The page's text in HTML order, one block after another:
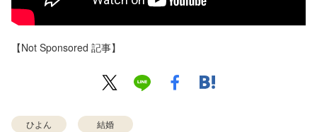
【Not Sponsored 記事】
ひよん 結婚